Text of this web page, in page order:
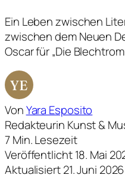
Ein Leben zwischen
zwischen dem Neuen
Oscar für „Die
YE
VonYara Esposito
Redakteurin Kunst &
7 Min. Lesezeit
Veröffentlicht 18. Mai
Aktualisiert 21. Juni 2026